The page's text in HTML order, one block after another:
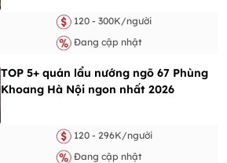
120 - 300K/người
Đang cập nhật
TOP 5+ quán lẩu nướng ngõ 67 Phùng
Khoang Hà Nội ngon nhất 2026
120 - 296K/người
Đang cập nhật